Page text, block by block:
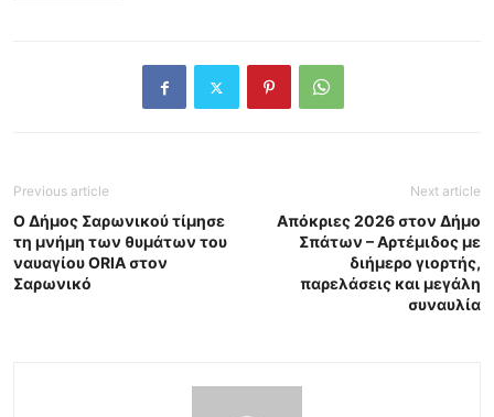
Previous article
Ο Δήμος Σαρωνικού τίμησε
τη μνήμη των θυμάτων του
ναυαγίου ORIA στον
Σαρωνικό
Next article
Απόκριες 2026 στον Δήμο
Σπάτων – Αρτέμιδος με
διήμερο γιορτής,
παρελάσεις και μεγάλη
συναυλία